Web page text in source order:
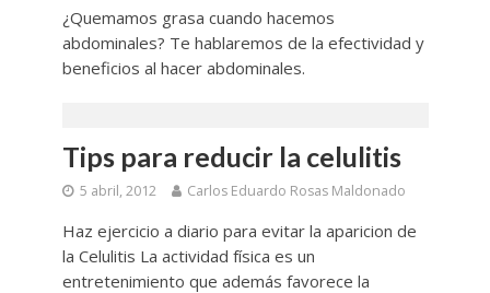
¿Quemamos grasa cuando hacemos
abdominales? Te hablaremos de la efectividad y
beneficios al hacer abdominales.
Tips para reducir la celulitis
5 abril, 2012 Carlos Eduardo Rosas Maldonado
Haz ejercicio a diario para evitar la aparicion de
la Celulitis La actividad física es un
entretenimiento que además favorece la